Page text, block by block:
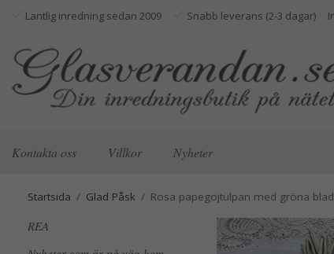
Lantlig inredning sedan 2009 Snabb leverans (2-3 dagar)
Kontakta oss Villkor Nyheter
Startsida / Glad Påsk / Rosa papegojtulpan med gröna blad
REA